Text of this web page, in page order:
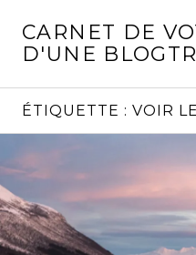
contenu
CARNET DE
D'UNE
ÉTIQUETTE : VOIR